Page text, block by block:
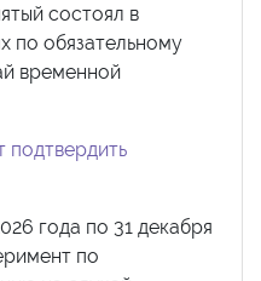
состоял в
по обязательному
временной
подтвердить
года по 31 декабря
по